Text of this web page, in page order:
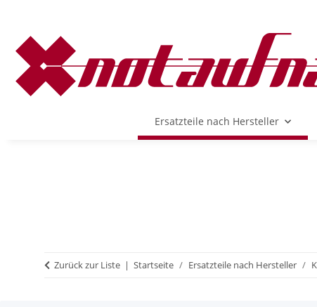
Ersatzteile nach Hersteller
Zurück zur Liste Startseite Ersatzteile nach Hersteller